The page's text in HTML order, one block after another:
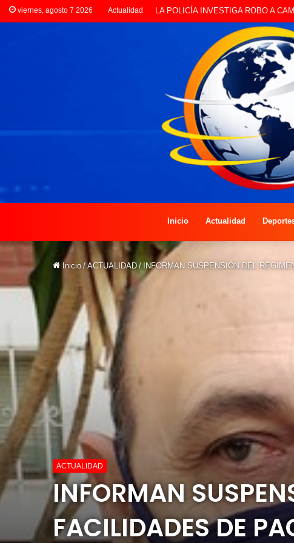
viernes, agosto 7 2026 Actualidad PREOCUPACIÓN POR MOTOS QUE
Inicio Actualidad
Inicio / ACTUALIDAD / INFORMAN SUSPENSIÓN DEL
ACTUALIDAD
INFORMAN
FACILIDADES DE